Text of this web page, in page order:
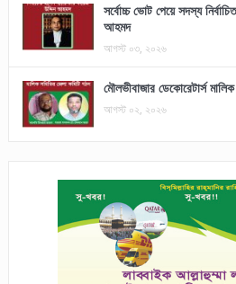
সর্বোচ্চ ভোট পেয়ে সদস্য
আহমদ
আগস্ট ০৩, ২০২৬
মৌলভীবাজার ডেকোরেটার্স
আগস্ট ০২, ২০২৬